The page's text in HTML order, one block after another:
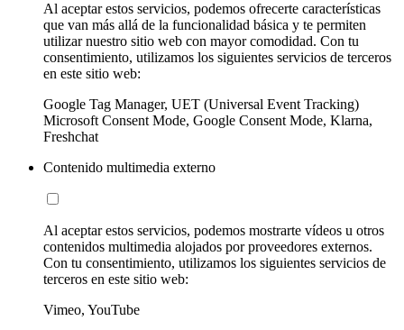
Al aceptar estos servicios, podemos ofrecerte características
que van más allá de la funcionalidad básica y te permiten
utilizar nuestro sitio web con mayor comodidad. Con tu
consentimiento, utilizamos los siguientes servicios de terceros
en este sitio web:
Google Tag Manager, UET (Universal Event Tracking)
Microsoft Consent Mode, Google Consent Mode, Klarna,
Freshchat
Contenido multimedia externo
Al aceptar estos servicios, podemos mostrarte vídeos u otros
contenidos multimedia alojados por proveedores externos.
Con tu consentimiento, utilizamos los siguientes servicios de
terceros en este sitio web:
Vimeo, YouTube